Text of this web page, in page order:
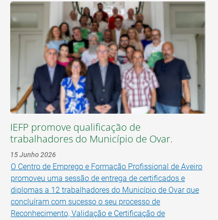
IEFP promove qualificação de
trabalhadores do Município de Ovar.
15 Junho 2026
O Centro de Emprego e Formação Profissional de Aveiro
promoveu uma sessão de entrega de certificados e
diplomas a 12 trabalhadores do Município de Ovar que
concluíram com sucesso o seu processo de
Reconhecimento, Validação e Certificação de